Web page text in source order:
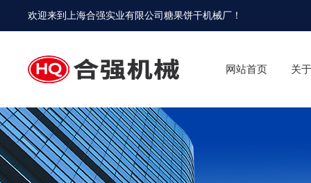
欢迎来到 上海合强实业有限公司糖果饼干机械厂 ！
网站首页 关